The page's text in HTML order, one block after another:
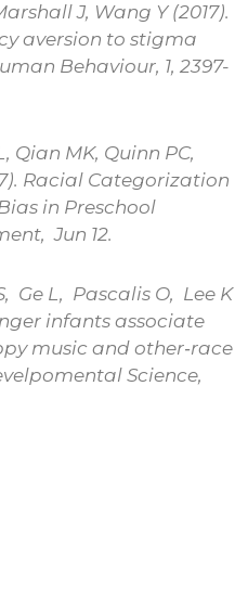
J, Wang Y (2017).
aversion to stigma
Behaviour, 1, 2397-
Qian MK, Quinn PC,
Racial Categorization
in Preschool
Jun 12.
Ge L, Pascalis O, Lee K
infants associate
music and other‐race
Science,